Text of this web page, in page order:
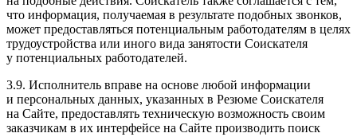
что информация, получаемая в результате подобных звонков,
может предоставляться потенциальным работодателям в целях
трудоустройства или иного вида занятости Соискателя
у потенциальных работодателей.
3.9. Исполнитель вправе на основе любой информации
и персональных данных, указанных в Резюме Соискателя
на Сайте, предоставлять техническую возможность своим
заказчикам в их интерфейсе на Сайте производить поиск